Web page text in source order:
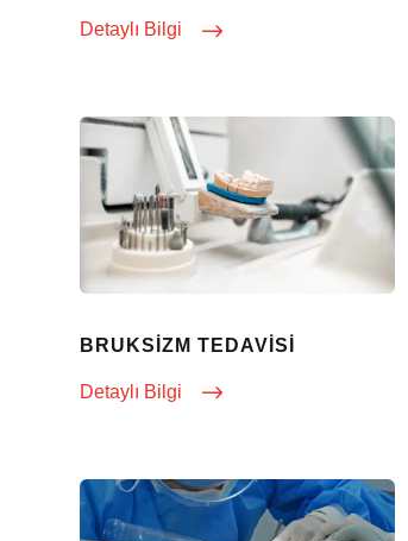
Detaylı Bilgi
BRUKSIZM TEDAVISI
Detaylı Bilgi